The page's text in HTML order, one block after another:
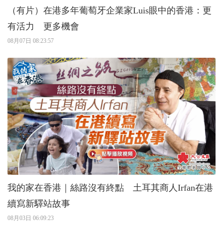
（有片）在港多年葡萄牙企業家Luis眼中的香港：更
有活力 更多機會
08月07日 08:23:57
我的家在香港｜絲路沒有終點 土耳其商人Irfan在港
續寫新驛站故事
08月03日 06:09:23